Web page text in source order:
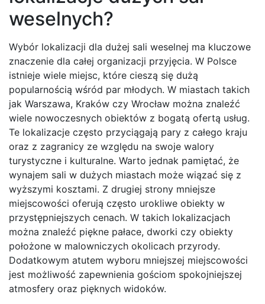
weselnych?
Wybór lokalizacji dla dużej sali weselnej ma kluczowe
znaczenie dla całej organizacji przyjęcia. W Polsce
istnieje wiele miejsc, które cieszą się dużą
popularnością wśród par młodych. W miastach takich
jak Warszawa, Kraków czy Wrocław można znaleźć
wiele nowoczesnych obiektów z bogatą ofertą usług.
Te lokalizacje często przyciągają pary z całego kraju
oraz z zagranicy ze względu na swoje walory
turystyczne i kulturalne. Warto jednak pamiętać, że
wynajem sali w dużych miastach może wiązać się z
wyższymi kosztami. Z drugiej strony mniejsze
miejscowości oferują często urokliwe obiekty w
przystępniejszych cenach. W takich lokalizacjach
można znaleźć piękne pałace, dworki czy obiekty
położone w malowniczych okolicach przyrody.
Dodatkowym atutem wyboru mniejszej miejscowości
jest możliwość zapewnienia gościom spokojniejszej
atmosfery oraz pięknych widoków.